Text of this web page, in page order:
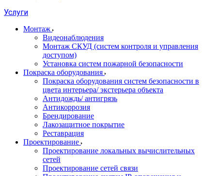
Услуги
Монтаж
Видеонаблюдения
Монтаж СКУД (систем контроля и управления
доступом)
Установка систем пожарной безопасности
Покраска оборудования
Покраска оборудования систем безопасности в
цвета интерьера/ экстерьера объекта
Антидождь/ антигрязь
Антикоррозия
Брендирование
Лакозащитное покрытие
Реставрация
Проектирование
Проектирование локальных вычислительных
сетей
Проектирование сетей связи